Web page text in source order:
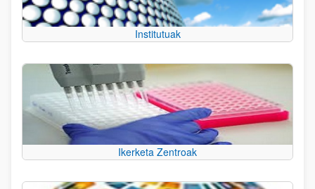
Institutuak
Ikerketa Zentroak